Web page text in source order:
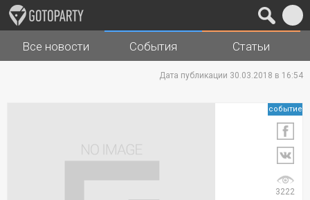
Города Музыка
Все новости События Статьи
Дата публикации 30.03.2018 в 16:54
событие
3222